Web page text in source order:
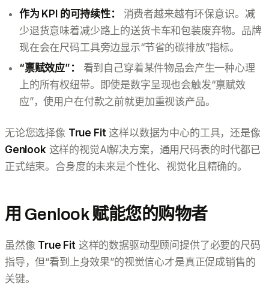
作为 KPI 的可持续性：
消费者越来越有环保意识。减
少退货意味着减少路上的送货卡车和包装废弃物。品牌
现在会在尺码工具旁边显示“节省的碳排放”指标。
“禀赋效应”：
看到自己穿着某件物品会产生一种心理
上的所有权纽带。即使是数字呈现也会触发“禀赋效
应”，使用户在付款之前就更加重视该产品。
无论您选择像 True Fit 这样以数据为中心的工具，还是像
Genlook 这样的视觉AI解决方案，通用尺码表的时代都已
正式结束。合身度的未来是个性化、视觉化且精确的。
用 Genlook 赋能您的购物者
虽然像 True Fit 这样的数据驱动型顾问提供了必要的尺码
指导，但“看到上身效果”的视觉信心才是真正促成销售的
关键。